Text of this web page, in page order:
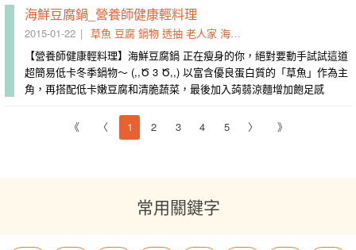
海鮮豆腐鍋_營養師健康輕料理
2015-01-22 草魚 豆腐 鍋物 透抽 老人家 海鮮
【營養師健康輕料理】海鮮豆腐鍋 正在瘦身的你，絕對要動手試試這道
超簡易低卡冬季鍋物～ (,,Ծ 3 Ծ,,) 以富含優良蛋白質的「草魚」作為主
角，再搭配低卡嫩豆腐和清脆蔬菜，最後加入蒟蒻涼麵增加飽足感
《 〈 1 2 3 4 5 〉 》
常用關鍵字